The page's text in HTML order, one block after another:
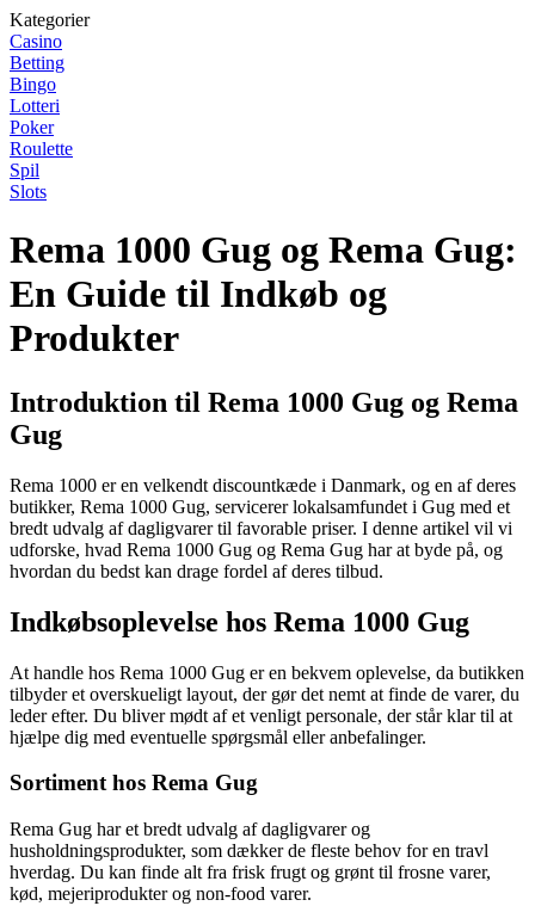
Kategorier
Casino
Betting
Bingo
Lotteri
Poker
Roulette
Spil
Slots
Rema 1000 Gug og Rema Gug:
En Guide til Indkøb og
Produkter
Introduktion til Rema 1000 Gug og Rema
Gug
Rema 1000 er en velkendt discountkæde i Danmark, og en af deres
butikker, Rema 1000 Gug, servicerer lokalsamfundet i Gug med et
bredt udvalg af dagligvarer til favorable priser. I denne artikel vil vi
udforske, hvad Rema 1000 Gug og Rema Gug har at byde på, og
hvordan du bedst kan drage fordel af deres tilbud.
Indkøbsoplevelse hos Rema 1000 Gug
At handle hos Rema 1000 Gug er en bekvem oplevelse, da butikken
tilbyder et overskueligt layout, der gør det nemt at finde de varer, du
leder efter. Du bliver mødt af et venligt personale, der står klar til at
hjælpe dig med eventuelle spørgsmål eller anbefalinger.
Sortiment hos Rema Gug
Rema Gug har et bredt udvalg af dagligvarer og
husholdningsprodukter, som dækker de fleste behov for en travl
hverdag. Du kan finde alt fra frisk frugt og grønt til frosne varer,
kød, mejeriprodukter og non-food varer.